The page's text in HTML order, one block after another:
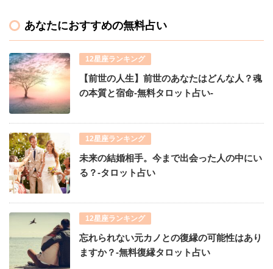
あなたにおすすめの無料占い
12星座ランキング
【前世の人生】前世のあなたはどんな人？魂
の本質と宿命-無料タロット占い-
12星座ランキング
未来の結婚相手。今まで出会った人の中にい
る？-タロット占い
12星座ランキング
忘れられない元カノとの復縁の可能性はあり
ますか？-無料復縁タロット占い